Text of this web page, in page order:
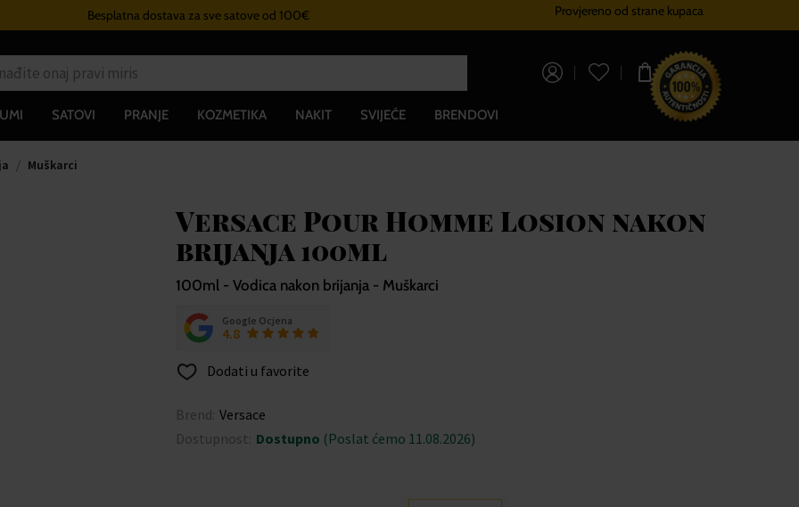
Besplatna dostava za sve satove od 100€ Sustav vjernostiProvjereno od strane kupaca
0,00 €
SATOVI PRANJE KOZMETIKA NAKIT SVIJEĆE BRENDOVI
Muškarci
Versace Pour Homme Losion nakon
brijanja 100ml
100ml - Vodica nakon brijanja - Muškarci
Google Ocjena
4.8
Dodati u favorite
Brend: Versace
Dostupnost: Dostupno (Poslat ćemo 11.08.2026)